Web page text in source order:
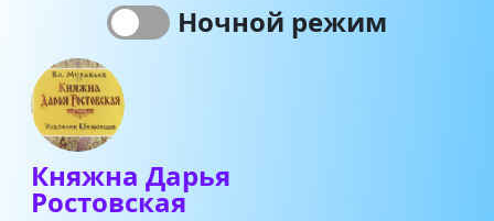
Ночной режим
Княжна Дарья
Ростовская